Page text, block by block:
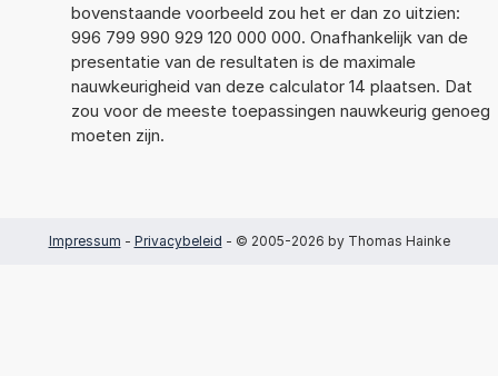
bovenstaande voorbeeld zou het er dan zo uitzien:
996 799 990 929 120 000 000. Onafhankelijk van de
presentatie van de resultaten is de maximale
nauwkeurigheid van deze calculator 14 plaatsen. Dat
zou voor de meeste toepassingen nauwkeurig genoeg
moeten zijn.
Impressum - Privacybeleid - © 2005-2026 by Thomas Hainke